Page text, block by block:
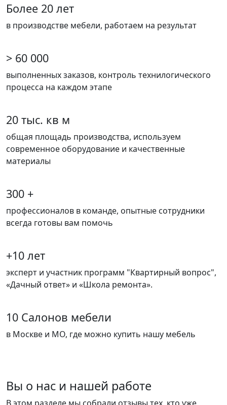
Более 20 лет
в производстве мебели, работаем на результат
> 60 000
выполненных заказов, контроль технилогического
процесса на каждом этапе
20 тыс. кв м
общая площадь производства, используем
современное оборудование и качественные
материалы
300 +
профессионалов в команде, опытные сотрудники
всегда готовы вам помочь
+10 лет
эксперт и участник программ "Квартирный вопрос",
«Дачный ответ» и «Школа ремонта».
10 Салонов мебели
в Москве и МО, где можно купить нашу мебель
Вы о нас и нашей работе